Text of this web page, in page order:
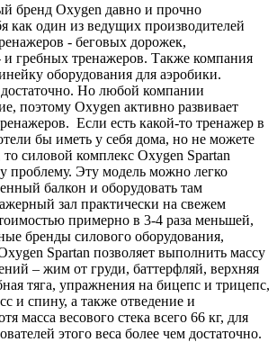
бренд Oxygen давно и прочно
как один из ведущих производителей
- беговых дорожек,
и гребных тренажеров. Также компания
оборудования для аэробики.
достаточно. Но любой компании
поэтому Oxygen активно развивает
Если есть какой-то тренажер в
бы иметь у себя дома, но не можете
то силовой комплекс Oxygen Spartan
проблему. Эту модель можно легко
балкон и оборудовать там
зал практически на свежем
примерно в 3-4 раза меньшей,
бренды силового оборудования,
Spartan позволяет выполнить массу
– жим от груди, баттерфляй, верхняя
тяга, упражнения на бицепс и трицепс,
и спину, а также отведение и
масса весового стека всего 66 кг, для
этого веса более чем достаточно.